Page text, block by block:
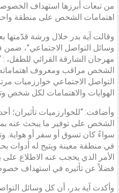
من تبعات أبرزها استهداف
اهتمامات الشخص على منطقة
وقالت آية بدر خلال ورشة قدّمتها
مهرجان الشارقة القرائي للطفل، :
الشخص مراقب ومعروف
التواصل الاجتماعي خوارزميات
الهوايات والاهتمامات لكل شخص
وأضافت: “للخوارزميات تأثيران؛
الشخص على توفير ما يبحث عنه
سواءً كان تسوق أو سفر أو هواية.
في منطقة معينة ويتيح له أدوات
الأمر الذي يحجب عنه الاطلاع
فضلاً عن تأثيره في استهداف
وأكدت آية بدر، أن كل وسائل